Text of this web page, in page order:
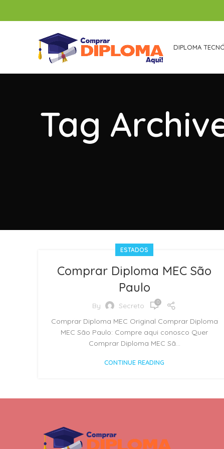
DIPLOMA
Tag
ESTADOS
Comprar Diploma MEC São
Paulo
By Secreto 0
Comprar Diploma MEC Original Comprar Diploma
MEC São Paulo: Compre aqui conosco Quer
Comprar Diploma MEC Sã...
CONTINUE READING